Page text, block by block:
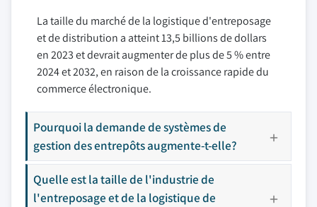
La taille du marché de la logistique d'entreposage
et de distribution a atteint 13,5 billions de dollars
en 2023 et devrait augmenter de plus de 5 % entre
2024 et 2032, en raison de la croissance rapide du
commerce électronique.
Pourquoi la demande de systèmes de
gestion des entrepôts augmente-t-elle?
Quelle est la taille de l'industrie de
l'entreposage et de la logistique de